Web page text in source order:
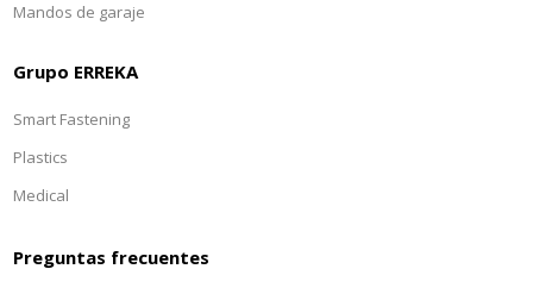
Mandos de garaje
Grupo ERREKA
Smart Fastening
Plastics
Medical
Preguntas frecuentes